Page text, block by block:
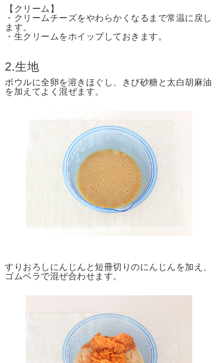
【クリーム】
・クリームチーズをやわらかくなるまで常温に戻し
ます。
・生クリームをホイップしておきます。
2.生地
ボウルに全卵を溶きほぐし、きび砂糖と太白胡麻油
を加えてよく混ぜます。
すりおろしにんじんと短冊切りのにんじんを加え、
ゴムベラで混ぜ合わせます。